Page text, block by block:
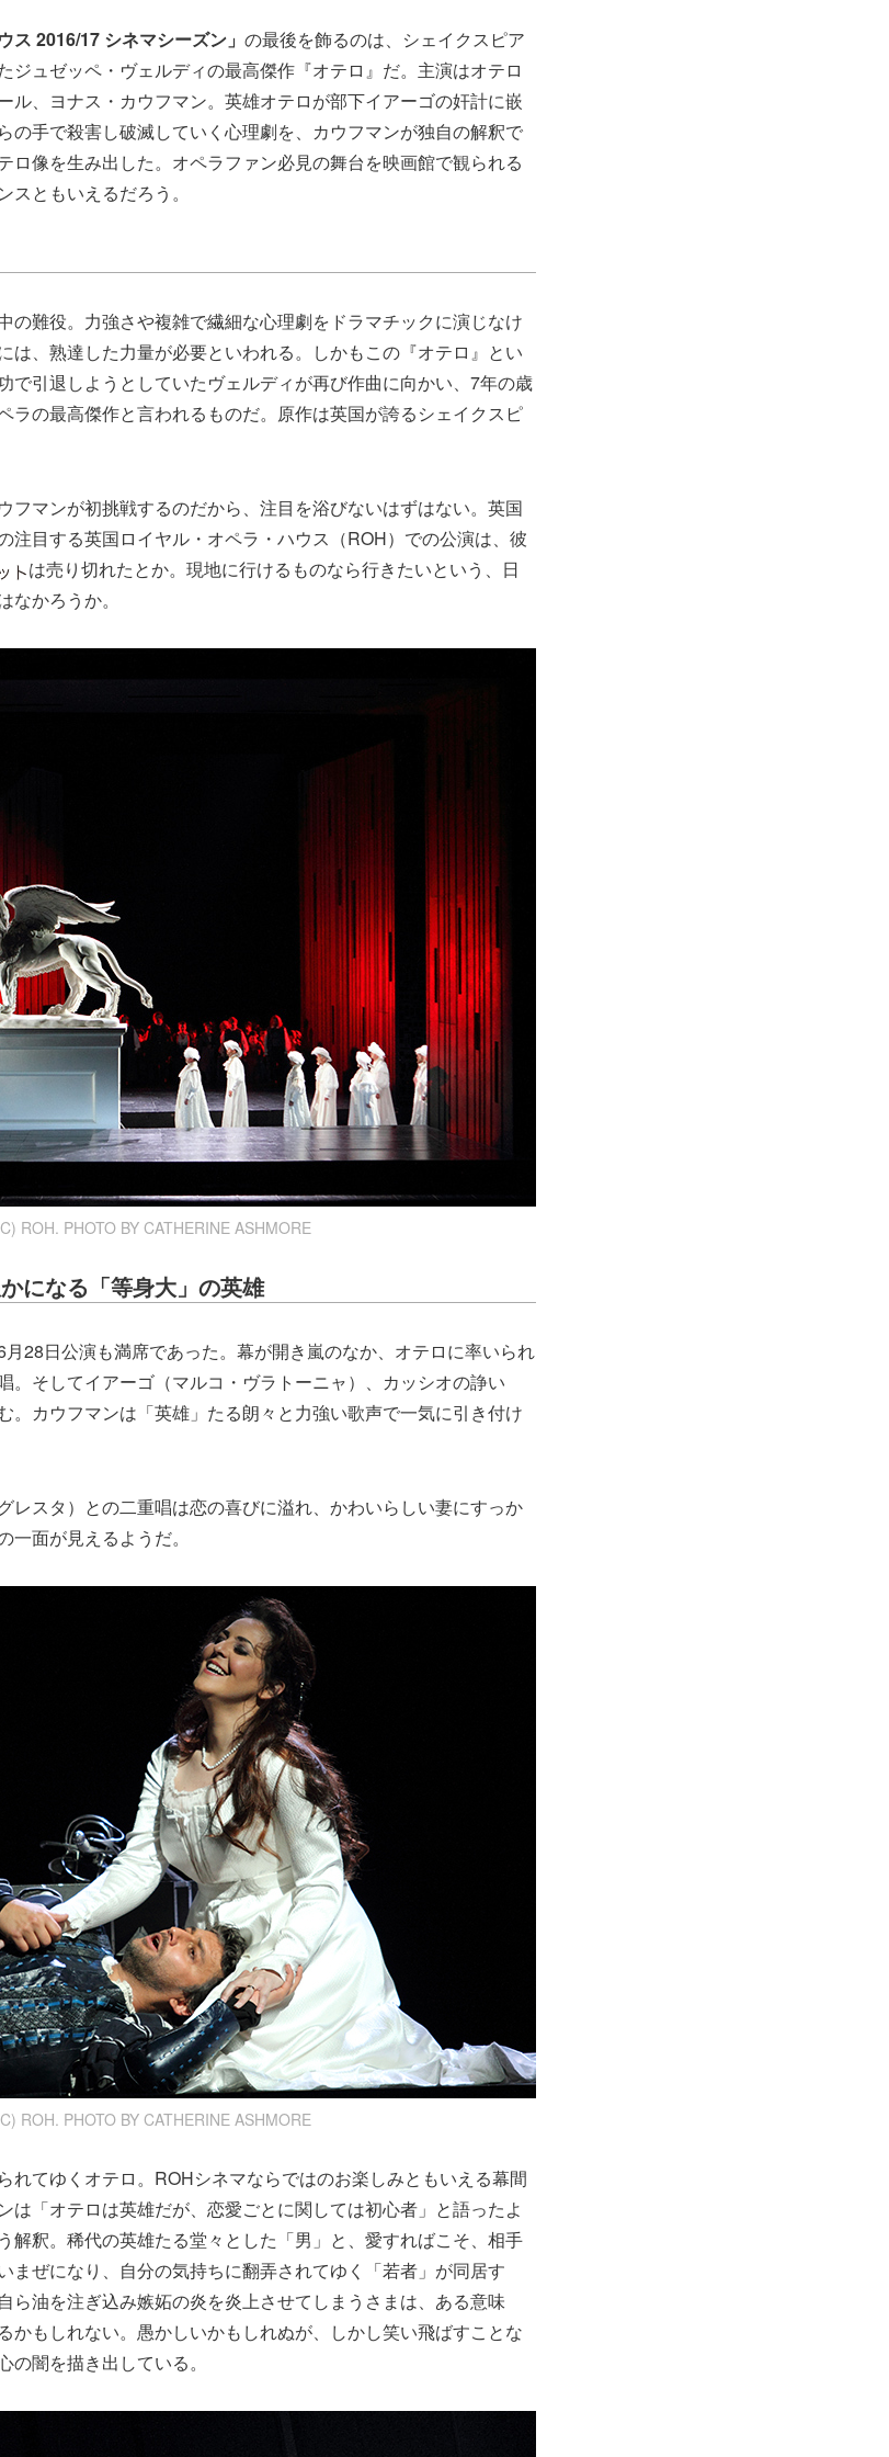
ス 2016/17 シネマシーズン」 の最後を飾るのは、シェイクスピア
ジュゼッペ・ヴェルディの最高傑作『オテロ』だ。主演はオテロ
ル、ヨナス・カウフマン。英雄オテロが部下イアーゴの奸計に嵌
の手で殺害し破滅していく心理劇を、カウフマンが独自の解釈で
ロ像を生み出した。オペラファン必見の舞台を映画館で観られる
ともいえるだろう。
の難役。力強さや複雑で繊細な心理劇をドラマチックに演じなけ
は、熟達した力量が必要といわれる。しかもこの『オテロ』とい
で引退しようとしていたヴェルディが再び作曲に向かい、7年の歳
ラの最高傑作と言われるものだ。原作は英国が誇るシェイクスピ
フマンが初挑戦するのだから、注目を浴びないはずはない。英国
注目する英国ロイヤル・オペラ・ハウス（ROH）での公演は、彼
は売り切れたとか。現地に行けるものなら行きたいという、日
かろうか。
ROH. PHOTO BY CATHERINE ASHMORE
になる「等身大」の英雄
28日公演も満席であった。幕が開き嵐のなか、オテロに率いられ
。そしてイアーゴ（マルコ・ヴラトーニャ）、カッシオの諍い
。カウフマンは「英雄」たる朗々と力強い歌声で一気に引き付け
レスタ）との二重唱は恋の喜びに溢れ、かわいらしい妻にすっか
一面が見えるようだ。
ROH. PHOTO BY CATHERINE ASHMORE
れてゆくオテロ。ROHシネマならではのお楽しみともいえる幕間
は「オテロは英雄だが、恋愛ごとに関しては初心者」と語ったよ
解釈。稀代の英雄たる堂々とした「男」と、愛すればこそ、相手
まぜになり、自分の気持ちに翻弄されてゆく「若者」が同居す
ら油を注ぎ込み嫉妬の炎を炎上させてしまうさまは、ある意味
かもしれない。愚かしいかもしれぬが、しかし笑い飛ばすことな
闇を描き出している。